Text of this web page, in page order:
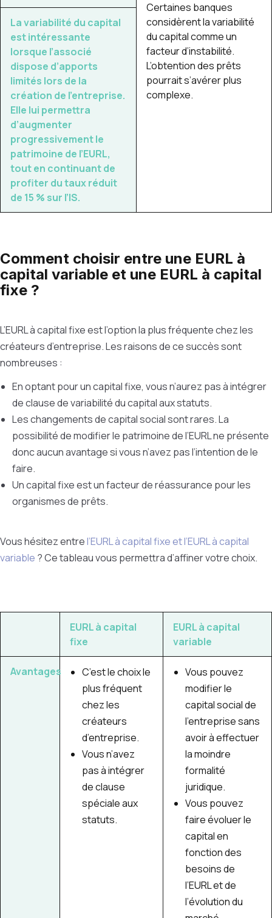
Certaines banques
considèrent la variabilité
du capital comme un
facteur d’instabilité.
L’obtention des prêts
pourrait s’avérer plus
complexe.
La variabilité du capital
est intéressante
lorsque l’associé
dispose d’apports
limités lors de la
création de l’entreprise.
Elle lui permettra
d’augmenter
progressivement le
patrimoine de l’EURL,
tout en continuant de
profiter du taux réduit
de 15 % sur l’IS.
Comment choisir entre une EURL à
capital variable et une EURL à capital
fixe ?
L’EURL à capital fixe est l’option la plus fréquente chez les
créateurs d’entreprise. Les raisons de ce succès sont
nombreuses :
En optant pour un capital fixe, vous n’aurez pas à intégrer
de clause de variabilité du capital aux statuts.
Les changements de capital social sont rares. La
possibilité de modifier le patrimoine de l’EURL ne présente
donc aucun avantage si vous n’avez pas l’intention de le
faire.
Un capital fixe est un facteur de réassurance pour les
organismes de prêts.
Vous hésitez entrel’EURL à capital fixe et l’EURL à capital
variable ? Ce tableau vous permettra d’affiner votre choix.
EURL à capital
fixe
EURL à capital
variable
Avantages
C’est le choix le
plus fréquent
chez les
créateurs
d’entreprise.
Vous n’avez
pas à intégrer
de clause
spéciale aux
statuts.
Vous pouvez
modifier le
capital social de
l’entreprise sans
avoir à effectuer
la moindre
formalité
juridique.
Vous pouvez
faire évoluer le
capital en
fonction des
besoins de
l’EURL et de
l’évolution du